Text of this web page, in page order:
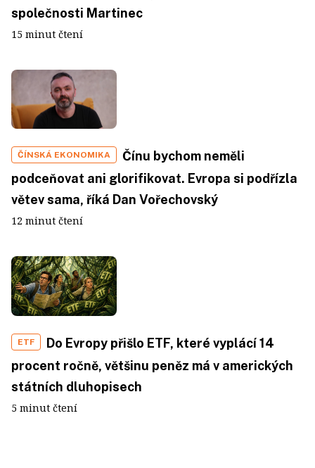
společnosti Martinec
15 minut čtení
ČÍNSKÁ EKONOMIKA
Čínu bychom neměli
podceňovat ani glorifikovat. Evropa si podřízla
větev sama, říká Dan Vořechovský
12 minut čtení
ETF
Do Evropy přišlo ETF, které vyplácí 14
procent ročně, většinu peněz má v amerických
státních dluhopisech
5 minut čtení